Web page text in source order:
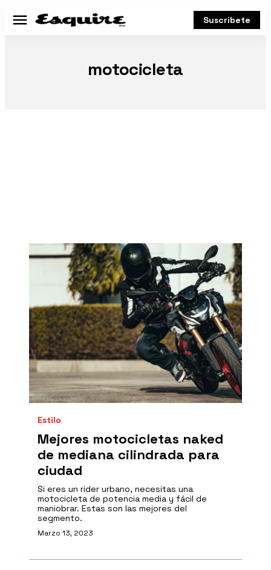
Menú Suscríbete
motocicleta
Estilo
Mejores motocicletas naked
de mediana cilindrada para
ciudad
Si eres un rider urbano, necesitas una
motocicleta de potencia media y fácil de
maniobrar. Estas son las mejores del
segmento.
Marzo 13, 2023